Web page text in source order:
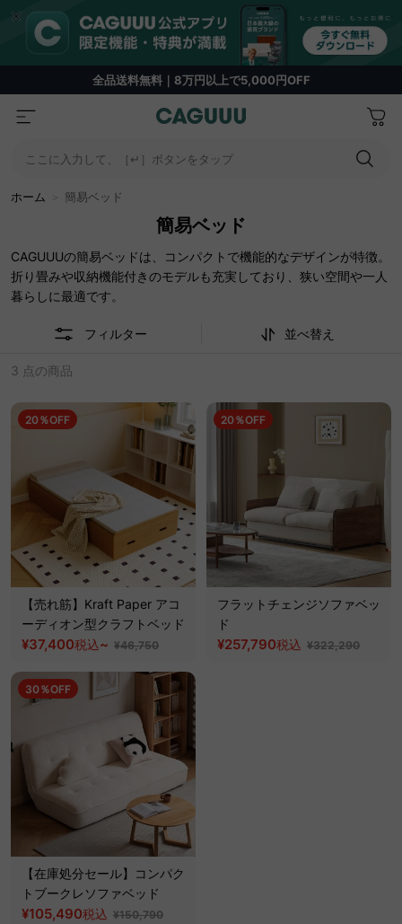
期間限定フラッシュセール！最大50％OFF
ここに入力して、［↵］ボタンをタップ
ホーム 簡易ベッド
簡易ベッド
CAGUUUの簡易ベッドは、コンパクトで機能的なデザインが特徴。
折り畳みや収納機能付きのモデルも充実しており、狭い空間や一人
暮らしに最適です。
フィルター 並べ替え
3 点の商品
20％OFF
【売れ筋】Kraft Paper アコ
ーディオン型クラフトベッド
¥37,400税込~ ¥46,750
20％OFF
フラットチェンジソファベッ
ド
¥257,790税込 ¥322,290
30％OFF
【在庫処分セール】コンパク
トブークレソファベッド
¥105,490税込 ¥150,790